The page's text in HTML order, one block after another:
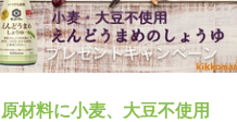
原材料に小麦、大豆不使用